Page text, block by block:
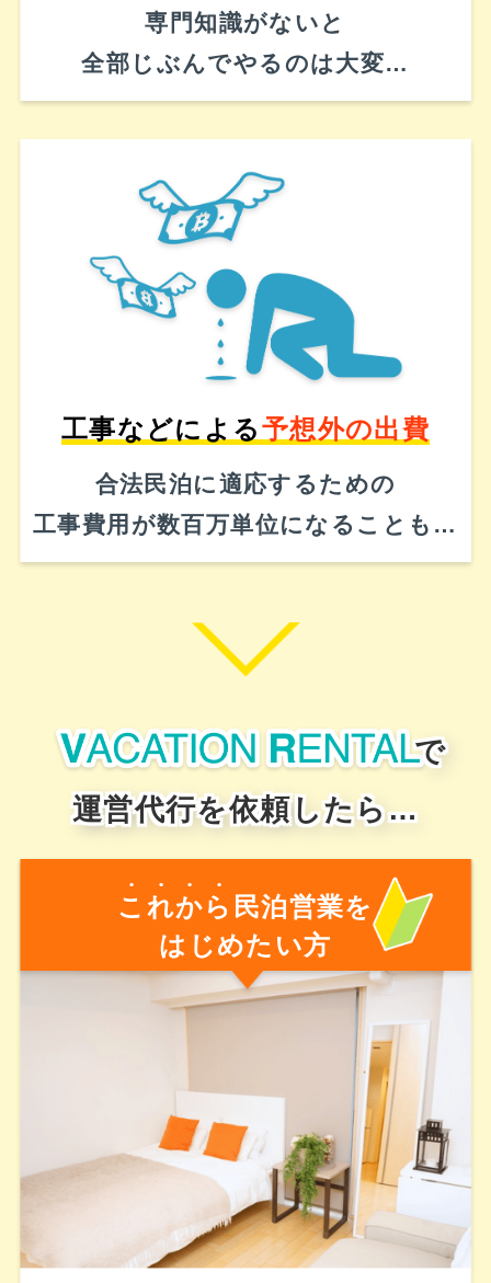
専門知識がないと
全部じぶんでやるのは大変…
工事などによる予想外の出費
合法民泊に適応するための
工事費用が数百万単位になることも…
で
運営代行を依頼したら…
これから 民泊営業を
はじめたい方